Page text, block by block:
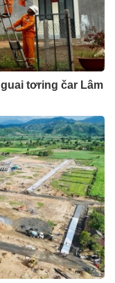
tơring čar Lâm